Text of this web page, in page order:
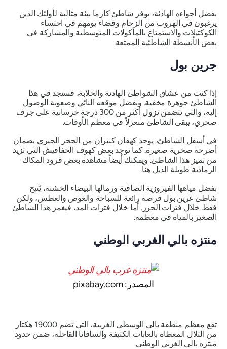
بفضل أجواءه الهادئة، يوفر شاطئ كارما بيئة مثالية لأولئك الذين
يرغبون في الهروب من الزحام وقضاء يومهم في احتساء
الكوكتيلات والاستمتاع بالمأكولات المتوسطية والمشاركة في
بعض الأنشطة الشاطئية الممتعة.
جرين بول
إذا كنت من عشاق الشواطئ الهادئة والخلابة، فستجد في هذا
الشاطئ جوهرة مخفية. وبفضل موقعه النائي وصعوبة الوصول
إليه، والتي تتضمن نزول أكثر من 300 درجة خرسانية على جرف
صخري، يبقى الشاطئ منعزلاً في معظم الأوقات.
في أسفل الشاطئ، يوجد كهفان كبيران من الحجر الجيري يضمان
أضرحة صخرية صغيرة. كما توجد بعض كهوف الخفافيش التي تزيد
من تميز هذا الشاطئ. ويمكنك أيضاً مشاهدة بعض قرود المكاك
الرمادية طويلة الذيل هنا.
بفضل مياهها الفيروزية الصافية ورمالها البيضاء الخشنة، يُتيح
شاطئ غرين بول فرصة رائعة للسباحة والغوص والغطس، ولكن
فقط خلال فترات الجزر. أما خلال فترات المد، فيغمر هذا الشاطئ
الصغير بالمياه في معظمه.
منتزه بالي الغربي الوطني
المصدر: pixabay.com
تقع معظم منطقة بالي الوسطى الغربية، التي تضم 19000 هكتار
من التلال المغطاة بالغابات الكثيفة والسافانا القاحلة، ضمن حدود
منتزه بالي الغربي الوطني.